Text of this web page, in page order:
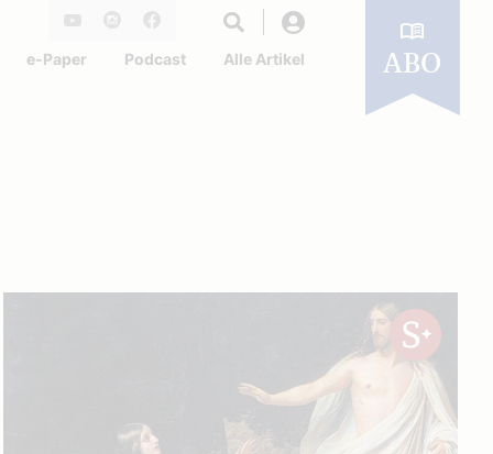
Facebook
e-Paper Podcast Alle Artikel ABO